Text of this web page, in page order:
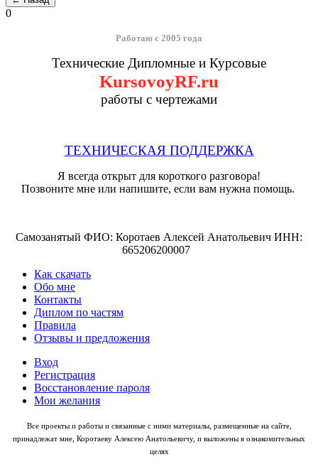
0
Работаю с 2005 года
Технические Дипломные и Курсовые
KursovoyRF.ru
работы с чертежами
ТЕХНИЧЕСКАЯ ПОДДЕРЖКА
Я всегда открыт для короткого разговора!
Позвоните мне или напишите, если вам нужна помощь.
Самозанятый ФИО: Коротаев Алексей Анатольевич ИНН:
665206200007
Как скачать
Обо мне
Контакты
Диплом по частям
Правила
Отзывы и предложения
Вход
Регистрация
Восстановление пароля
Мои желания
Все проекты и работы и связанные с ними материалы, размещенные на сайте,
принадлежат мне, Коротаеву Алексею Анатольевичу, и выложены в ознакомительных
целях